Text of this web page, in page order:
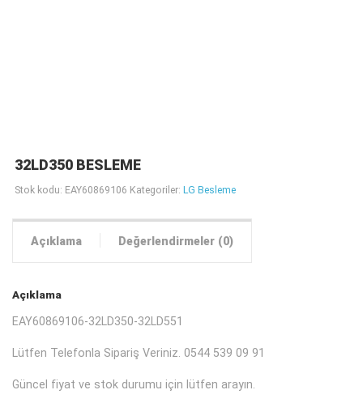
32LD350 BESLEME
Stok kodu: EAY60869106 Kategoriler: LG Besleme
Açıklama Değerlendirmeler (0)
Açıklama
EAY60869106-32LD350-32LD551
Lütfen Telefonla Sipariş Veriniz. 0544 539 09 91
Güncel fiyat ve stok durumu için lütfen arayın.